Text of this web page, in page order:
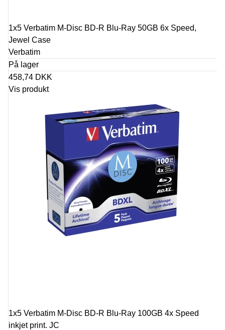
1x5 Verbatim M-Disc BD-R Blu-Ray 50GB 6x Speed,
Jewel Case
Verbatim
På lager
458,74 DKK
Vis produkt
1x5 Verbatim M-Disc BD-R Blu-Ray 100GB 4x Speed
inkjet print. JC